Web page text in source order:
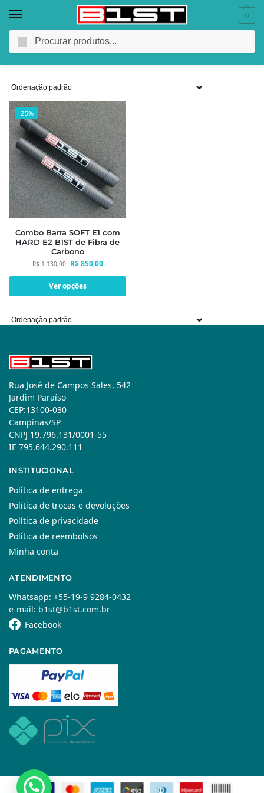
0
780
-25%
Combo Barra SOFT E1 com
HARD E2 B1ST de Fibra de
Carbono
R$1.130,00 R$850,00
Ver opções
Rua José de Campos Sales, 542
Jardim Paraíso
CEP:13100-030
Campinas/SP
CNPJ 19.796.131/0001-55
IE 795.644.290.111
INSTITUCIONAL
Política de entrega
Política de trocas e devoluções
Política de privacidade
Política de reembolsos
Minha conta
ATENDIMENTO
Whatsapp: +55-19-9 9284-0432
e-mail: b1st@b1st.com.br
Facebook
PAGAMENTO